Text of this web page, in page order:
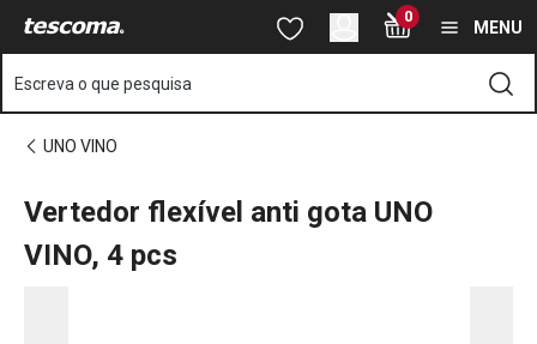
Está na página Vertedor flexível anti gota UNO VINO, 4 pcs
Saltar para o conteúdo principal
Saltar para a pesquisa
Saltar para a navegação 0
MENU
Escreva o que pesquisa
UNO VINO
Vertedor flexível anti gota UNO
VINO, 4 pcs